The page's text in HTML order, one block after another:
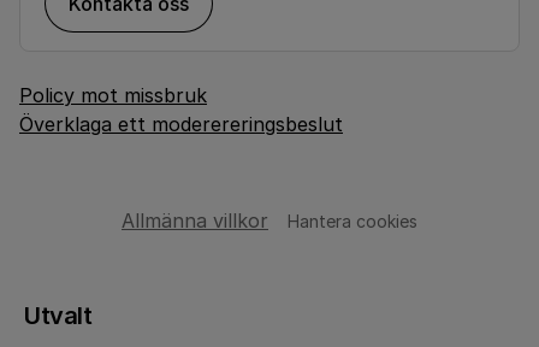
Policy mot missbruk
Överklaga ett moderereringsbeslut
Allmänna villkor Hantera cookies
Utvalt